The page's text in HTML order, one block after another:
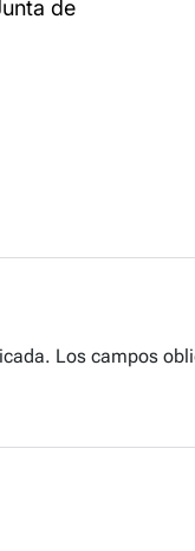
de
Los campos